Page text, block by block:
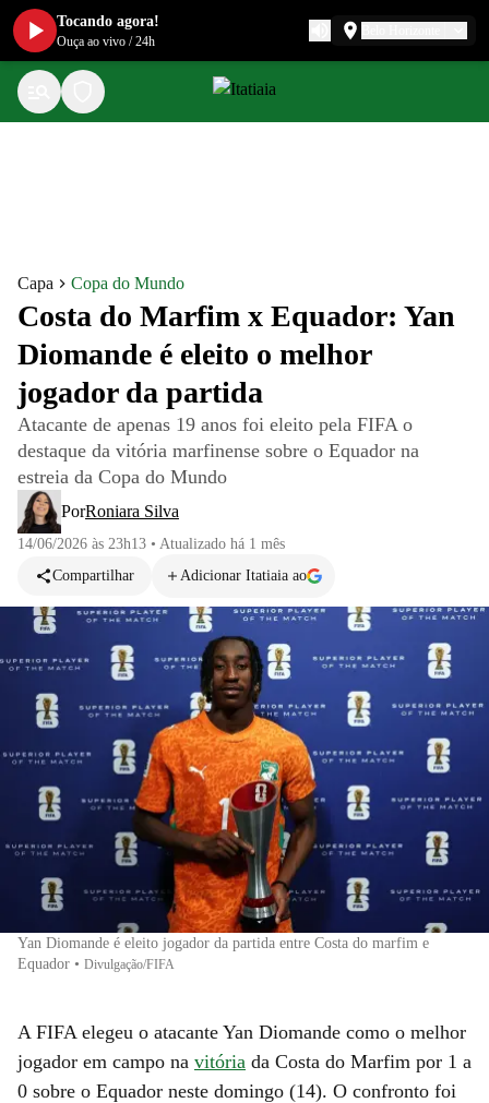
Capa Copa do Mundo
Costa do Marfim x Equador: Yan
Diomande é eleito o melhor
jogador da partida
Atacante de apenas 19 anos foi eleito pela FIFA o
destaque da vitória marfinense sobre o Equador na
estreia da Copa do Mundo
PorRoniara Silva
14/06/2026 às 23h13 • Atualizado há 1 mês
Compartilhar
Adicionar Itatiaia ao
Yan Diomande é eleito jogador da partida entre Costa do marfim e
Equador • Divulgação/FIFA
A FIFA elegeu o atacante Yan Diomande como o melhor
jogador em campo na vitória da Costa do Marfim por 1 a
0 sobre o Equador neste domingo (14). O confronto foi
Tocando agora!
Ouça ao vivo /24h